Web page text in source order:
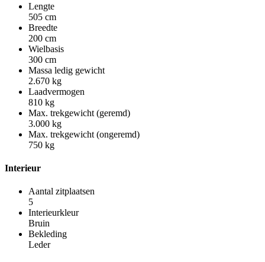
Lengte
505 cm
Breedte
200 cm
Wielbasis
300 cm
Massa ledig gewicht
2.670 kg
Laadvermogen
810 kg
Max. trekgewicht (geremd)
3.000 kg
Max. trekgewicht (ongeremd)
750 kg
Interieur
Aantal zitplaatsen
5
Interieurkleur
Bruin
Bekleding
Leder